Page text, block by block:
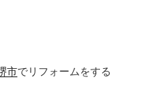
市でリフォームをする